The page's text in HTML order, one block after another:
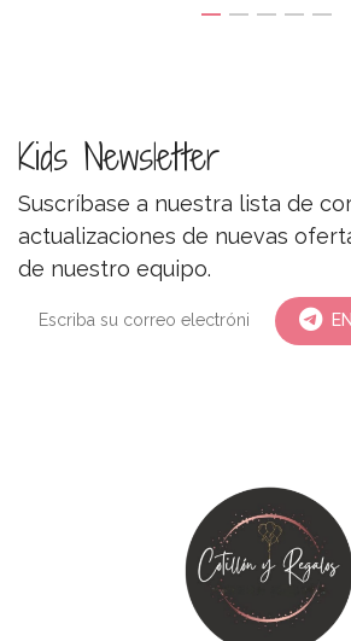
Kids Newsletter
Suscríbase a nuestra lista de
actualizaciones de nuevas
de nuestro equipo.